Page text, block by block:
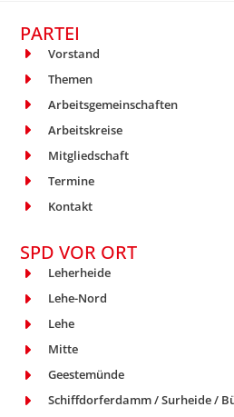
PARTEI
Vorstand
Themen
Arbeitsgemeinschaften
Arbeitskreise
Mitgliedschaft
Termine
Kontakt
SPD VOR ORT
Leherheide
Lehe-Nord
Lehe
Mitte
Geestemünde
Schiffdorferdamm / Surheide /